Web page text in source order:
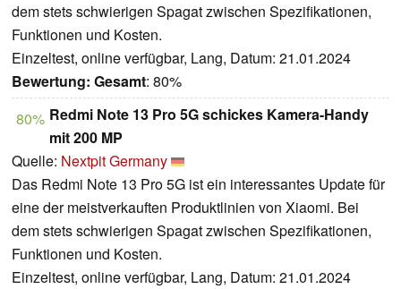
dem stets schwierigen Spagat zwischen Spezifikationen,
Funktionen und Kosten.
Einzeltest, online verfügbar, Lang, Datum: 21.01.2024
Bewertung: Gesamt: 80%
80% Redmi Note 13 Pro 5G schickes Kamera-Handy
mit 200 MP
Quelle: Nextpit Germany
Das Redmi Note 13 Pro 5G ist ein interessantes Update für
eine der meistverkauften Produktlinien von Xiaomi. Bei
dem stets schwierigen Spagat zwischen Spezifikationen,
Funktionen und Kosten.
Einzeltest, online verfügbar, Lang, Datum: 21.01.2024